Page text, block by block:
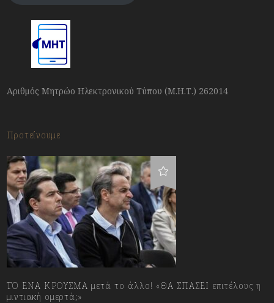
Αριθμός Μητρώο Ηλεκτρονικού Τύπου (Μ.Η.Τ.) 262014
Προτείνουμε
ΤΟ ΕΝΑ ΚΡΟΥΣΜΑ μετά το άλλο! «ΘΑ ΣΠΑΣΕΙ επιτέλους η
μιντιακή ομερτά;»